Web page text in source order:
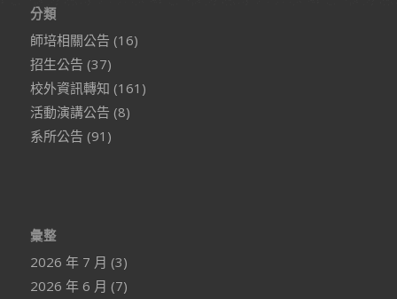
分類
師培相關公告 (16)
招生公告 (37)
校外資訊轉知 (161)
活動演講公告 (8)
系所公告 (91)
彙整
2026 年 7 月 (3)
2026 年 6 月 (7)